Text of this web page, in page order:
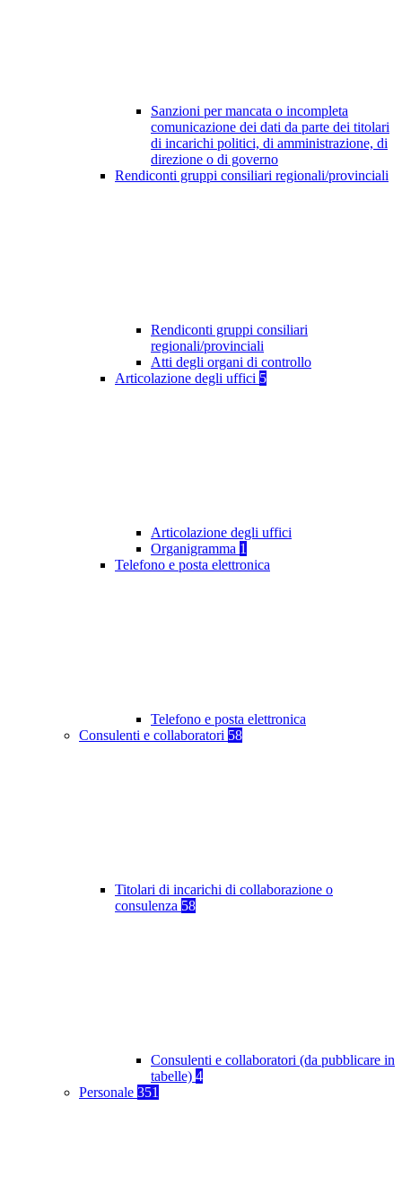
Sanzioni per mancata o incompleta
comunicazione dei dati da parte dei titolari
di incarichi politici, di amministrazione, di
direzione o di governo
Rendiconti gruppi consiliari regionali/provinciali
Rendiconti gruppi consiliari
regionali/provinciali
Atti degli organi di controllo
Articolazione degli uffici 5
Articolazione degli uffici
Organigramma 1
Telefono e posta elettronica
Telefono e posta elettronica
Consulenti e collaboratori 58
Titolari di incarichi di collaborazione o
consulenza 58
Consulenti e collaboratori (da pubblicare in
tabelle) 4
Personale 351